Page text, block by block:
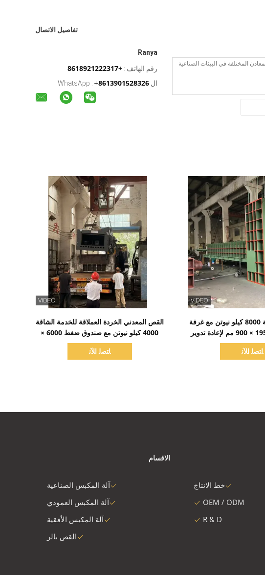
تفاصيل الاتصال
Ranya
رقم الهاتف : +8618921222317
ال WhatsApp : +8613901528326
القص المعدني الخردة العملاقة للخدمة الشاقة
4000 كيلو نيوتن مع صندوق ضغط 6000 ×
ﺎﺘﺼﻟ ﺍﻶﻧ
ماكينة قص جسرية 8000 كيلو نيوتن مع غرفة
تحميل 8000 × 1950 × 900 مم لإعادة تدوير
الثقيلة
ﺎﺘﺼﻟ ﺍﻶﻧ
الاقسام
آلة المكبس الصناعية
آلة المكبس العمودي
آلة المكبس الأفقية
القص بالر
خط الانتاج
OEM / ODM
R & D